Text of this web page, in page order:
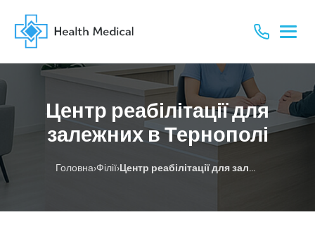
Центр реабілітації для
залежних в Тернополі
Головна›Філії› Центр реабілітації для залежних в Тернополі